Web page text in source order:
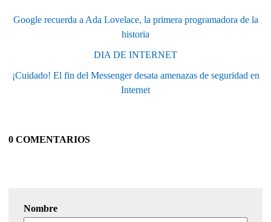
Google recuerda a Ada Lovelace, la primera programadora de la
historia
DIA DE INTERNET
¡Cuidado! El fin del Messenger desata amenazas de seguridad en
Internet
0 COMENTARIOS
Nombre